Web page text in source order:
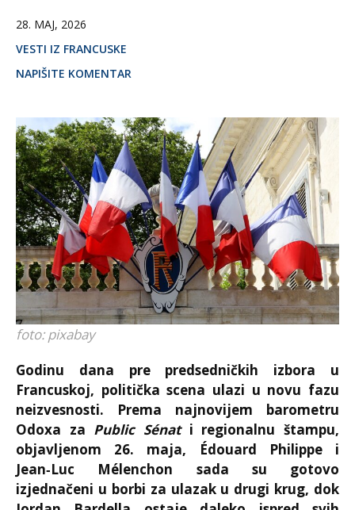
28. MAJ, 2026
VESTI IZ FRANCUSKE
NAPIŠITE KOMENTAR
foto: pixabay
Godinu dana pre predsedničkih izbora u
Francuskoj, politička scena ulazi u novu fazu
neizvesnosti. Prema najnovijem barometru
Odoxa za Public Sénati regionalnu štampu,
objavljenom 26. maja, Édouard Philippe i
Jean‑Luc Mélenchon sada su gotovo
izjednačeni u borbi za ulazak u drugi krug, dok